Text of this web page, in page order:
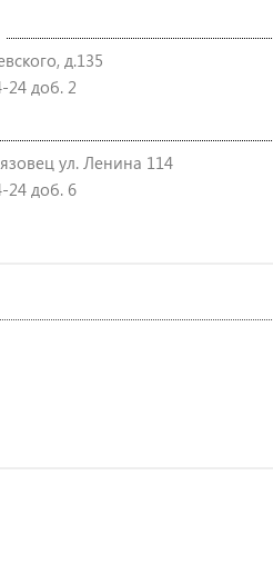
д.135
24 доб. 2
ул. Ленина 114
24 доб. 6